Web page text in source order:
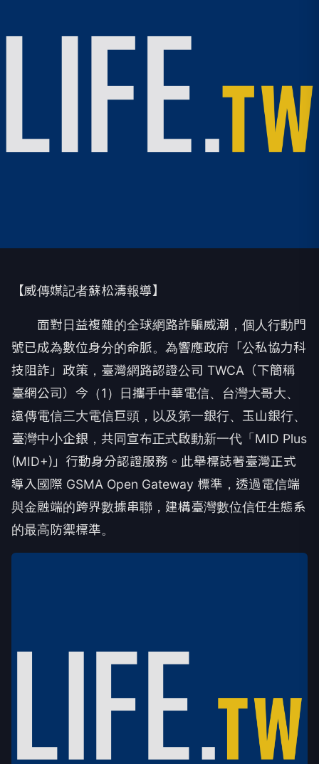
【威傳媒記者蘇松濤報導】
面對日益複雜的全球網路詐騙威潮，個人行動門
號已成為數位身分的命脈。為響應政府「公私協力科
技阻詐」政策，臺灣網路認證公司 TWCA（下簡稱
臺網公司）今（1）日攜手中華電信、台灣大哥大、
遠傳電信三大電信巨頭，以及第一銀行、玉山銀行、
臺灣中小企銀，共同宣布正式啟動新一代「MID Plus
(MID+)」行動身分認證服務。此舉標誌著臺灣正式
導入國際 GSMA Open Gateway 標準，透過電信端
與金融端的跨界數據串聯，建構臺灣數位信任生態系
的最高防禦標準。